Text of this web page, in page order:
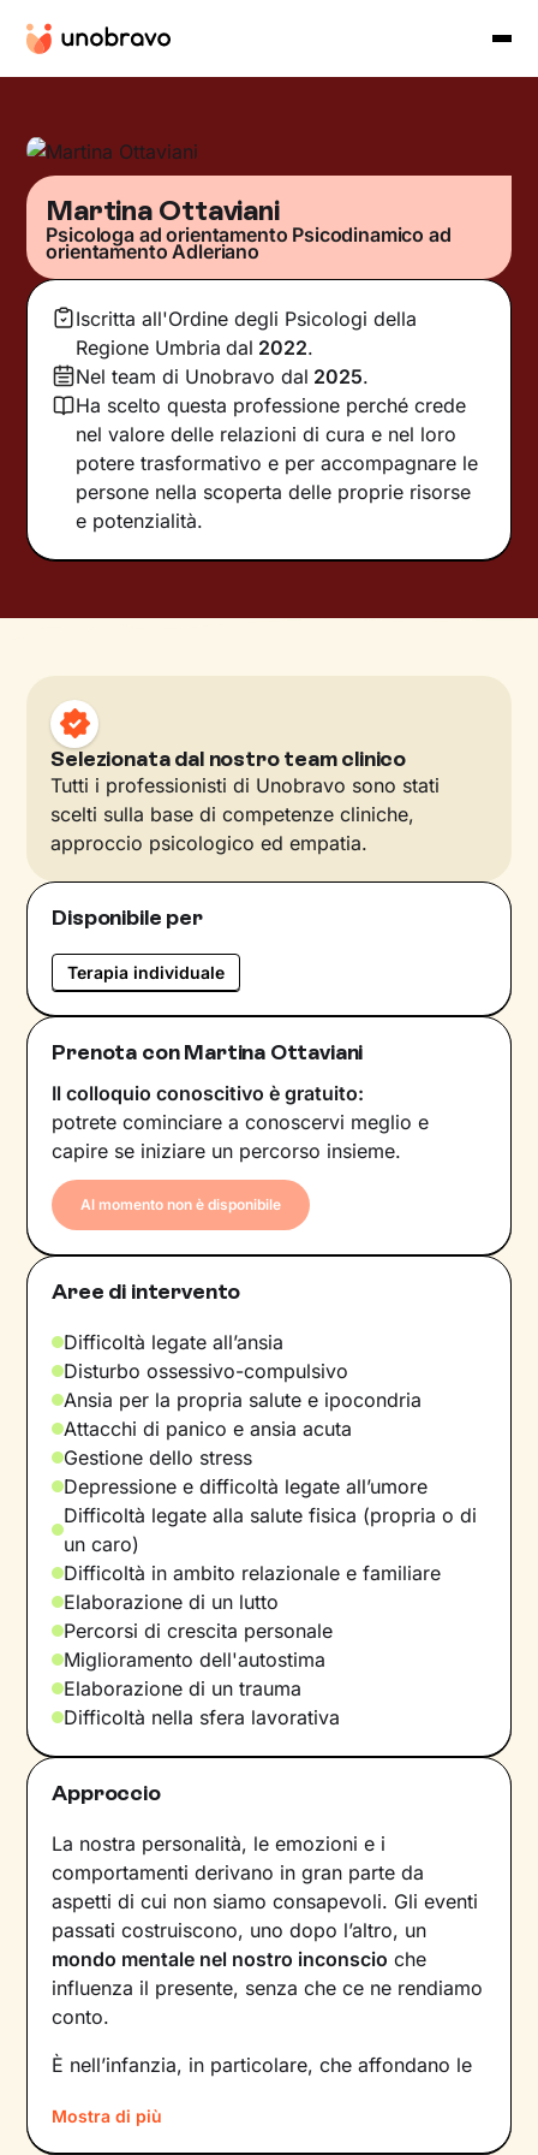
Martina Ottaviani
Psicologa ad orientamento Psicodinamico ad
orientamento Adleriano
Iscritta all'Ordine degli Psicologi della
Regione Umbria dal 2022.
Nel team di Unobravo dal 2025.
Ha scelto questa professione perché crede
nel valore delle relazioni di cura e nel loro
potere trasformativo e per accompagnare le
persone nella scoperta delle proprie risorse
e potenzialità.
Selezionata dal nostro team clinico
Tutti i professionisti di Unobravo sono stati
scelti sulla base di competenze cliniche,
approccio psicologico ed empatia.
Disponibile per
Terapia individuale
Prenota con Martina Ottaviani
Il colloquio conoscitivo è gratuito:
potrete cominciare a conoscervi meglio e
capire se iniziare un percorso insieme.
Al momento non è disponibile
Aree di intervento
Difficoltà legate all’ansia
Disturbo ossessivo-compulsivo
Ansia per la propria salute e ipocondria
Attacchi di panico e ansia acuta
Gestione dello stress
Depressione e difficoltà legate all’umore
Difficoltà legate alla salute fisica (propria o di
un caro)
Difficoltà in ambito relazionale e familiare
Elaborazione di un lutto
Percorsi di crescita personale
Miglioramento dell'autostima
Elaborazione di un trauma
Difficoltà nella sfera lavorativa
Approccio
La nostra personalità, le emozioni e i
comportamenti derivano in gran parte da
aspetti di cui non siamo consapevoli. Gli eventi
passati costruiscono, uno dopo l’altro, un
mondo mentale nel nostro inconscio che
influenza il presente, senza che ce ne rendiamo
conto.
È nell’infanzia, in particolare, che affondano le
e agire: leesperienze vissute in famiglia
Mostra di più